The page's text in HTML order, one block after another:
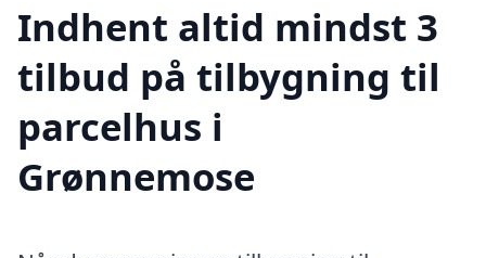
Indhent altid mindst 3
tilbud på tilbygning til
parcelhus i
Grønnemose